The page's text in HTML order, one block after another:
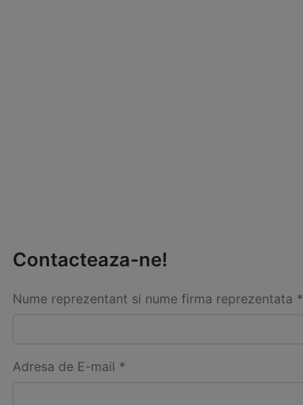
Contacteaza-ne!
Nume reprezentant si nume firma reprezentata *
Adresa de E-mail *